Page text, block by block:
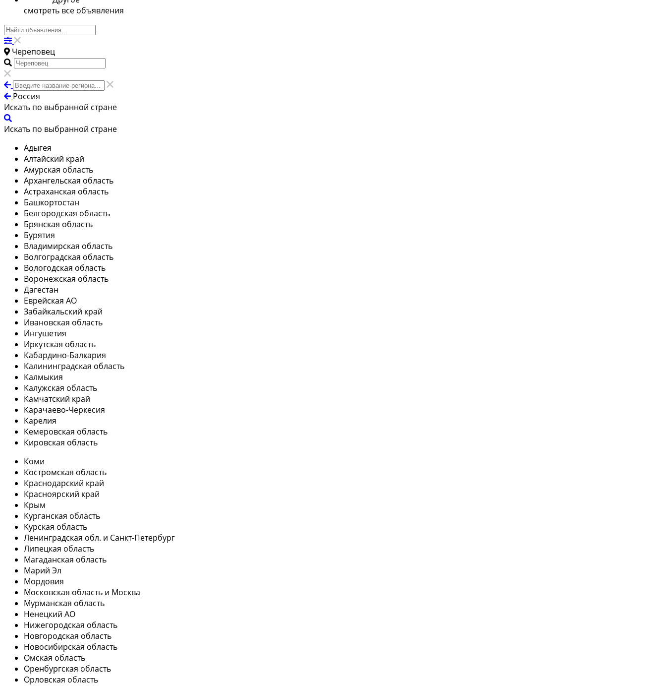
смотреть все объявления
Череповец
Россия
Искать по выбранной стране
Искать по выбранной стране
Адыгея
Алтайский край
Амурская область
Архангельская область
Астраханская область
Башкортостан
Белгородская область
Брянская область
Бурятия
Владимирская область
Волгоградская область
Вологодская область
Воронежская область
Дагестан
Еврейская АО
Забайкальский край
Ивановская область
Ингушетия
Иркутская область
Кабардино-Балкария
Калининградская область
Калмыкия
Калужская область
Камчатский край
Карачаево-Черкесия
Карелия
Кемеровская область
Кировская область
Коми
Костромская область
Краснодарский край
Красноярский край
Крым
Курганская область
Курская область
Ленинградская обл. и Санкт-Петербург
Липецкая область
Магаданская область
Марий Эл
Мордовия
Московская область и Москва
Мурманская область
Ненецкий АО
Нижегородская область
Новгородская область
Новосибирская область
Омская область
Оренбургская область
Орловская область